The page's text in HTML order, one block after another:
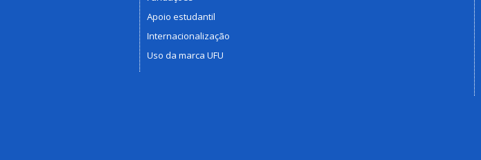
Apoio estudantil
Internacionalização
Uso da marca UFU